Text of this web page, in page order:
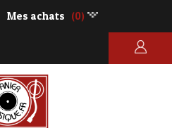
Mes achats (0)